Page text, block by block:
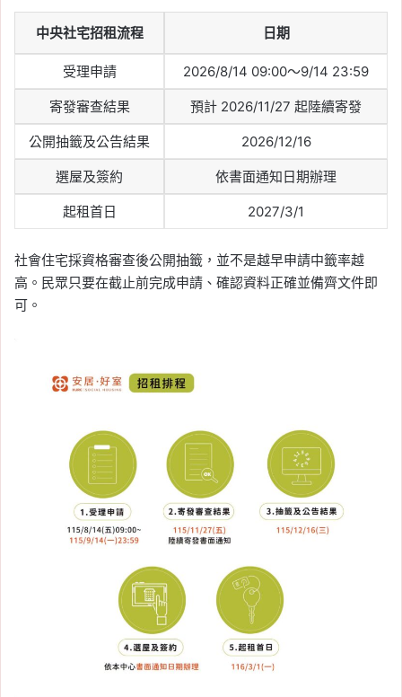
中央社宅招租流程 日期
受理申請 2026/8/14 09:00～9/14 23:59
寄發審查結果 預計 2026/11/27 起陸續寄發
公開抽籤及公告結果 2026/12/16
選屋及簽約 依書面通知日期辦理
起租首日 2027/3/1
社會住宅採資格審查後公開抽籤，並不是越早申請中籤率越
高。民眾只要在截止前完成申請、確認資料正確並備齊文件即
可。